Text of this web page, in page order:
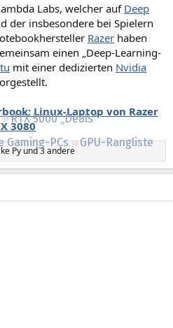
RTX 5000 „Deals“
Gaming-PCs
GPU-Rangliste
Labs, welcher auf Deep
der insbesondere bei Spielern
Razer haben
einen „Deep-Learning-
mit einer dedizierten Nvidia
Linux-Laptop von Razer
3080
Py und 3 andere